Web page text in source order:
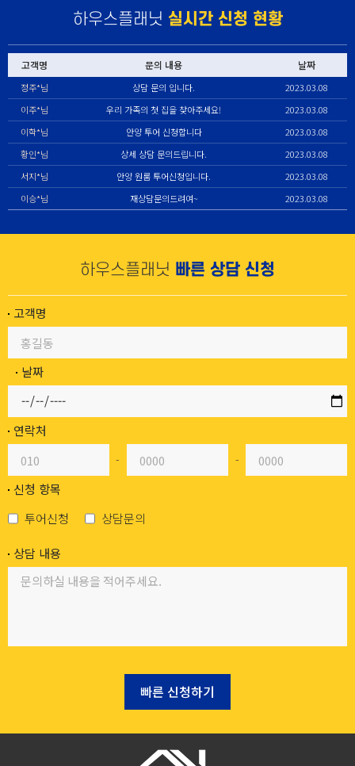
하우스플래닛 실시간 신청 현황
고객명 문의 내용 날짜
정주*님 상담 문의 입니다.
2023.03.08
이주*님
우리 가족의 첫 집을 찾아주세요!
2023.03.08
이학*님
안양 투어 신청합니다
2023.03.08
황인*님
상세 상담 문의드립니다.
2023.03.08
서지*님
안양 원룸 투어신청입니다.
2023.03.08
이승*님
재상담문의드려여~ 2023.03.08
하우스플래닛 빠른 상담 신청
고객명
날짜
연락처
- -
신청 항목
투어신청
상담문의
상담 내용
빠른 신청하기